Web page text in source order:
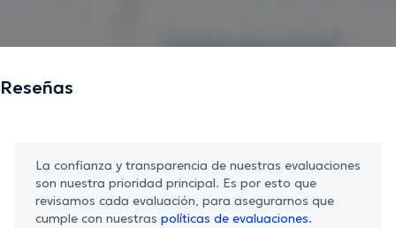
Reseñas
La confianza y transparencia de nuestras evaluaciones
son nuestra prioridad principal. Es por esto que
revisamos cada evaluación, para asegurarnos que
cumple con nuestras políticas de evaluaciones.